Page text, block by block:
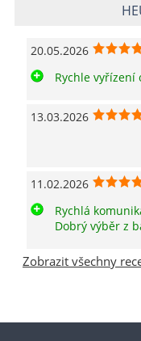
20.05.2026
Rychle vyřízení
13.03.2026
11.02.2026
Rychlá
Dobrý výběr z
Zobrazit všechny